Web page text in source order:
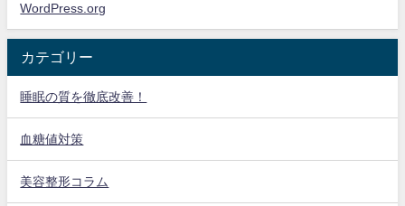
WordPress.org
カテゴリー
睡眠の質を徹底改善！
血糖値対策
美容整形コラム